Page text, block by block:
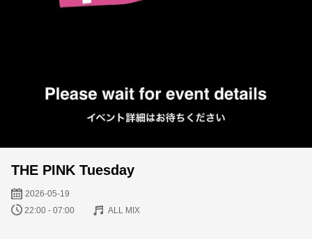
THE PINK Tuesday
2026-05-19
22:00 - 07:00 ALL MIX